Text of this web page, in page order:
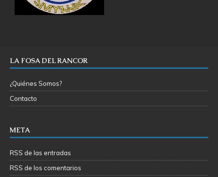
LA FOSA DEL RANCOR
¿Quiénes Somos?
Contacto
META
RSS de las entradas
RSS de los comentarios